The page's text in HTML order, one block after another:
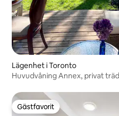
Lägenhet i Toronto
Huvudvåning Annex, privat
Gästfavorit
Gästfavorit